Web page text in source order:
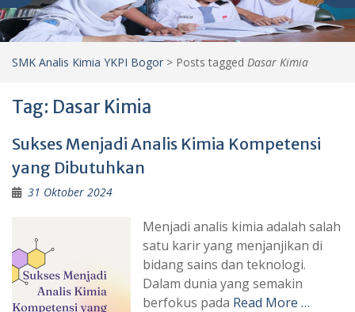
SMK Analis Kimia YKPI Bogor > Posts tagged Dasar Kimia
Tag: Dasar Kimia
Sukses Menjadi Analis Kimia Kompetensi
yang Dibutuhkan
31 Oktober 2024
Menjadi analis kimia adalah salah
satu karir yang menjanjikan di
bidang sains dan teknologi.
Dalam dunia yang semakin
berfokus pada Read More …